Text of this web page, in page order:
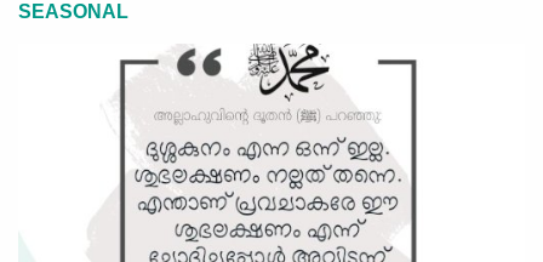
SEASONAL